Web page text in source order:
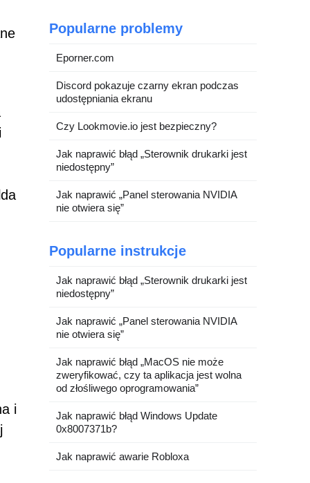
i
Popularne problemy
Eporner.com
Discord pokazuje czarny ekran podczas
udostępniania ekranu
Czy Lookmovie.io jest bezpieczny?
Jak naprawić błąd „Sterownik drukarki jest
niedostępny”
Jak naprawić „Panel sterowania NVIDIA
nie otwiera się”
Popularne instrukcje
Jak naprawić błąd „Sterownik drukarki jest
niedostępny”
Jak naprawić „Panel sterowania NVIDIA
nie otwiera się”
Jak naprawić błąd „MacOS nie może
zweryfikować, czy ta aplikacja jest wolna
od złośliwego oprogramowania”
Jak naprawić błąd Windows Update
0x8007371b?
Jak naprawić awarie Robloxa